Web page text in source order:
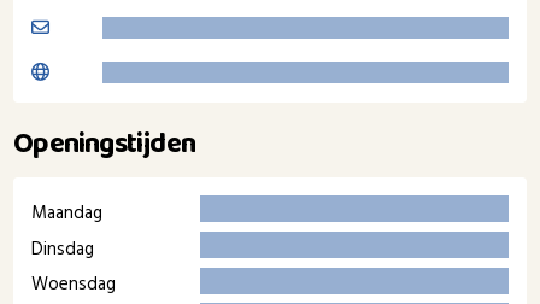
Openingstijden
Maandag
Dinsdag
Woensdag